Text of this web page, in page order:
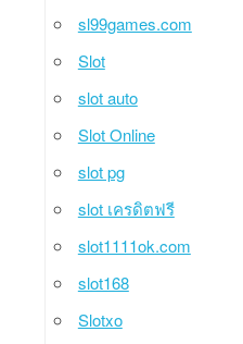
sl99games.com
Slot
slot auto
Slot Online
slot pg
slot เครดิตฟรี
slot1111ok.com
slot168
Slotxo